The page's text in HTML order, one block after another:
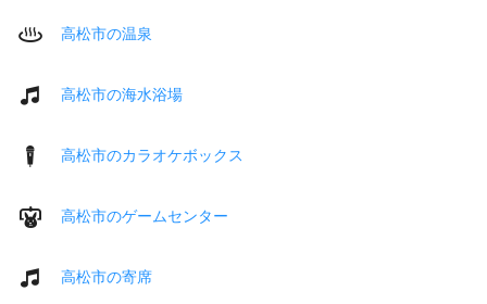
高松市の温泉
高松市の海水浴場
高松市のカラオケボックス
高松市のゲームセンター
高松市の寄席